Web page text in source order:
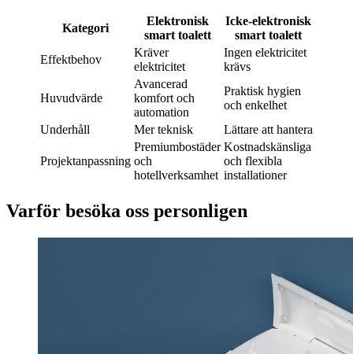
Kategori
Elektronisk
smart toalett
Icke-elektronisk
smart toalett
Effektbehov
Kräver
elektricitet
Ingen elektricitet
krävs
Huvudvärde
Avancerad
komfort och
automation
Praktisk hygien
och enkelhet
Underhåll
Mer teknisk Lättare att hantera
Projektanpassning
Premiumbostäder
och
hotellverksamhet
Kostnadskänsliga
och flexibla
installationer
Varför besöka oss personligen